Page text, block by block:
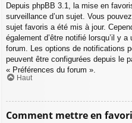
Depuis phpBB 3.1, la mise en
surveillance d’un sujet. Vous
sujet favoris a été mis à jour.
également d’être notifié lorsqu’il y
forum. Les options de notifications
peuvent être configurées depuis le
« Préférences du forum ».
Haut
Comment mettre en